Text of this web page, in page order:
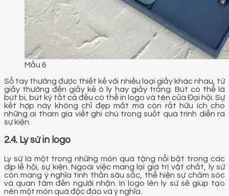
Mẫu 6
Sổ tay thường được thiết kế với nhiều loại giấy khác nhau, từ
giấy thường đến giấy kẻ ô ly hay giấy trắng. Bút có thể là
bút bi, bút ký tất cả đều có thể in logo và tên của Đại hội. Sự
kết hợp này không chỉ đẹp mắt mà còn rất hữu ích cho
những ai tham gia viết ghi chú trong suốt quá trình diễn ra
sự kiện.
2.4. Ly sứ in logo
Ly sứ là một trong những món quà tặng nổi bật trong các
dịp lễ hội, sự kiện. Ngoài việc mang lại giá trị vật chất, ly sứ
còn mang ý nghĩa tinh thần sâu sắc, thể hiện sự chăm sóc
và quan tâm đến người nhận. In logo lên ly sứ sẽ giúp tạo
nên một món quà độc đáo và ý nghĩa.